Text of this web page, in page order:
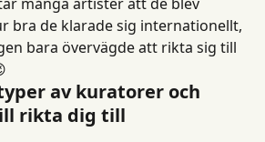
många artister att de blev
bra de klarade sig internationellt,
bara övervägde att rikta sig till
av kuratorer och
rikta dig till